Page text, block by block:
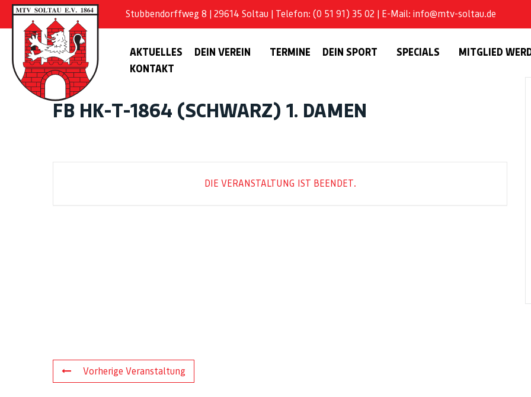
Stubbendorffweg 8 | 29614 Soltau | Telefon: (0 51 91) 35 02 | E-Mail: info@mtv-soltau.de
AKTUELLES DEIN VEREIN TERMINE DEIN SPORT SPECIALS
MITGLIED
KONTAKT
FB HK-T-1864 (SCHWARZ) 1. DAMEN
DIE VERANSTALTUNG IST BEENDET.
Vorherige Veranstaltung